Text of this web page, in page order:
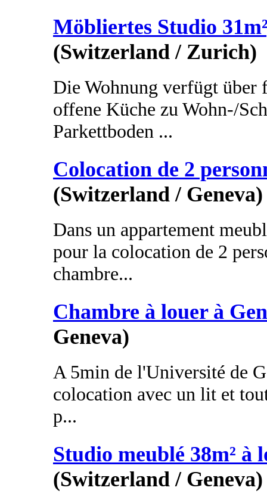
Möbliertes Studio
(Switzerland / Zurich)
Die Wohnung verfügt über
offene Küche zu Wohn-/
Parkettboden ...
Colocation de 2
(Switzerland / Geneva)
Dans un appartement
pour la colocation de 2
chambre...
Chambre à louer à
Geneva)
A 5min de l'Université de
colocation avec un lit et
p...
Studio meublé 38m² à
(Switzerland / Geneva)